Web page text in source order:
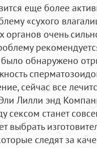
еще более
«сухого
органов очень
обнаружено
сейчас все
Лилли энд
сексом станет
выбрать
следят за